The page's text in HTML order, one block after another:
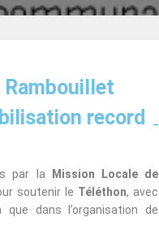
Rambouillet
record
par la
Mission Locale de
soutenir le Téléthon, avec
dans l’organisation de